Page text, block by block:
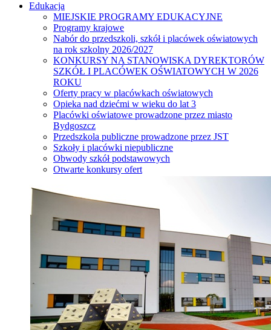
Edukacja
MIEJSKIE PROGRAMY EDUKACYJNE
Programy krajowe
Nabór do przedszkoli, szkół i placówek oświatowych
na rok szkolny 2026/2027
KONKURSY NA STANOWISKA DYREKTORÓW
SZKÓŁ I PLACÓWEK OŚWIATOWYCH W 2026
ROKU
Oferty pracy w placówkach oświatowych
Opieka nad dziećmi w wieku do lat 3
Placówki oświatowe prowadzone przez miasto
Bydgoszcz
Przedszkola publiczne prowadzone przez JST
Szkoły i placówki niepubliczne
Obwody szkół podstawowych
Otwarte konkursy ofert